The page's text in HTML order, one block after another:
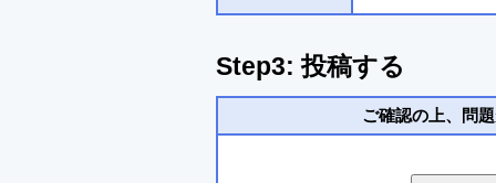
Step3: 投稿する
ご確認の上、問